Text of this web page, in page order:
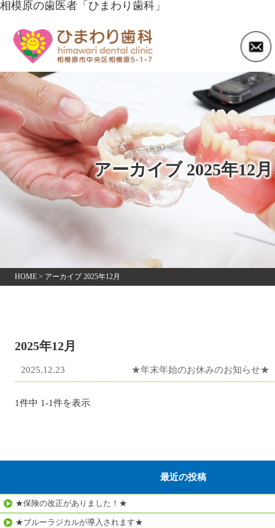
相模原の歯医者「ひまわり歯科」
アーカイブ 2025年12月
HOME> アーカイブ 2025年12月
2025年12月
2025.12.23 ★年末年始のお休みのお知らせ★
1件中 1-1件を表示
最近の投稿
★保険の改正がありました！★
★ブルーラジカルが導入されます★